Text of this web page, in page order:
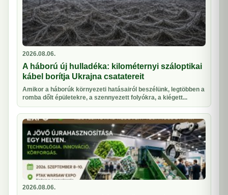
2026.08.06.
A háború új hulladéka: kilométernyi száloptikai
kábel borítja Ukrajna csatatereit
Amikor a háborúk környezeti hatásairól beszélünk, legtöbben a
romba dőlt épületekre, a szennyezett folyókra, a kiégett...
2026.08.06.